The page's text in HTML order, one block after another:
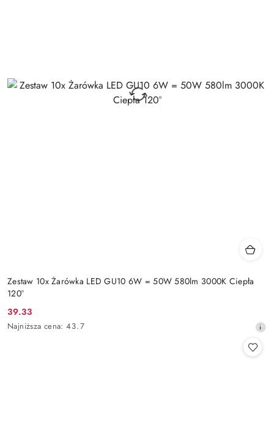
Zestaw 10x Żarówka LED GU10 6W = 50W 580lm 3000K Ciepła
120°
Cena
promocyjna:
39.33
Najniższa
Najniższa cena: 43.7